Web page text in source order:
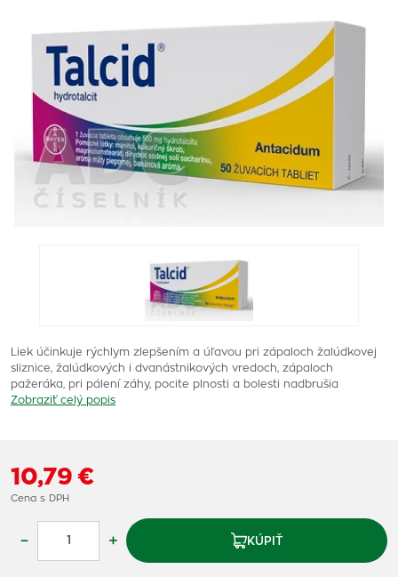
Liek účinkuje rýchlym zlepšením a úľavou pri zápaloch žalúdkovej
sliznice, žalúdkových i dvanástnikových vredoch, zápaloch
pažeráka, pri pálení záhy, pocite plnosti a bolesti nadbrušia
Zobraziť celý popis
10,79 €
Cena s DPH
– + KÚPIŤ